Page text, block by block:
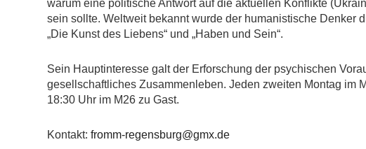
warum eine politische Antwort auf die aktuellen Konflikte
sein sollte. Weltweit bekannt wurde der humanistische Denker
„Die Kunst des Liebens“ und „Haben und Sein“.
Sein Hauptinteresse galt der Erforschung der psychischen
gesellschaftliches Zusammenleben. Jeden zweiten Montag im
18:30 Uhr im M26 zu Gast.
Kontakt: fromm-regensburg@gmx.de